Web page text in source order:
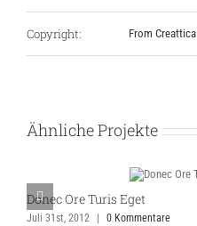
Copyright: From Creattica
Ähnliche Projekte
Donec Ore Turis Eget
Juli 31st, 2012 | 0 Kommentare